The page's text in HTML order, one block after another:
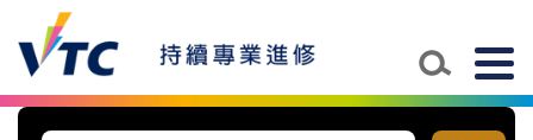
Skip to main content